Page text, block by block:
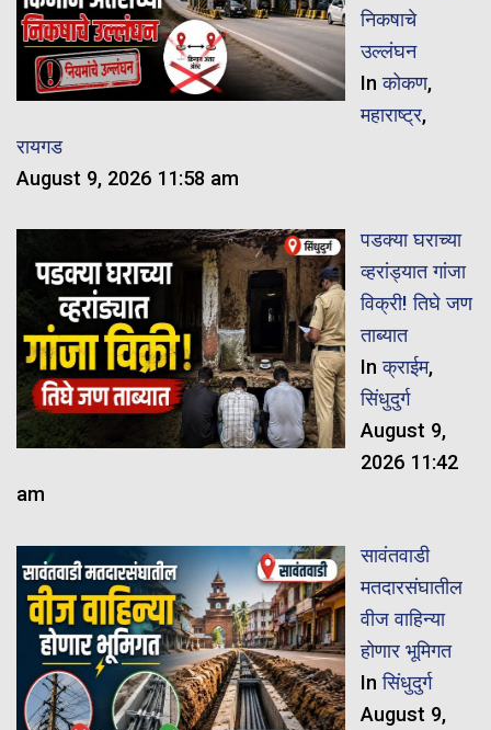
निकषाचे
उल्लंघन
Inकोकण,
महाराष्ट्र,
रायगड
August 9, 2026 11:58 am
पडक्या घराच्या
व्हरांड्यात गांजा
विक्री! तिघे जण
ताब्यात
Inक्राईम,
सिंधुदुर्ग
August 9,
2026 11:42
am
सावंतवाडी
मतदारसंघातील
वीज वाहिन्या
होणार भूमिगत
Inसिंधुदुर्ग
August 9,